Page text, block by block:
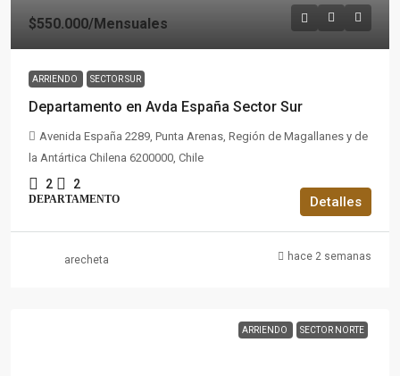
$550.000/Mensuales
ARRIENDO SECTOR SUR
Departamento en Avda España Sector Sur
Avenida España 2289, Punta Arenas, Región de Magallanes y de
la Antártica Chilena 6200000, Chile
2 2
DEPARTAMENTO Detalles
arecheta hace 2 semanas
ARRIENDO SECTOR NORTE